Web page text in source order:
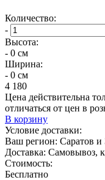
Количество:
-
Высота:
- 0 см
Ширина:
- 0 см
4 180
Цена действительна
отличаться от цен в
В корзину
Условие доставки:
Ваш регион: Саратов и
Доставка: Самовывоз,
Стоимость:
Бесплатно